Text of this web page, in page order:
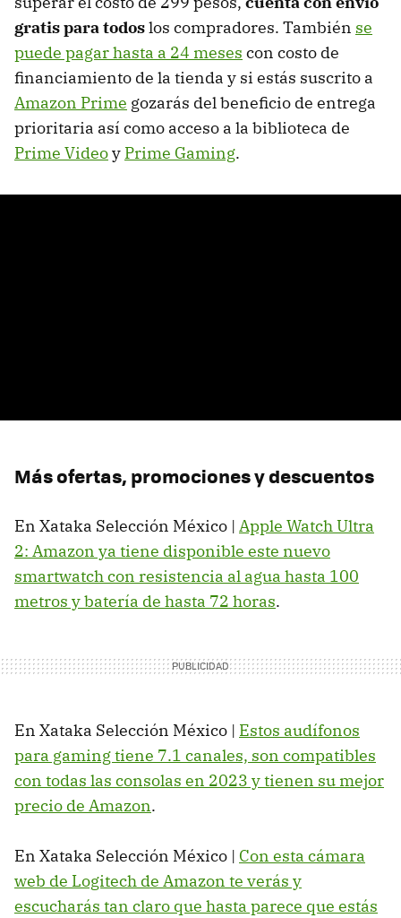
gratis para todoslos compradores. También se
puede pagar hasta a 24 meses con costo de
financiamiento de la tienda y si estás suscrito a
Amazon Prime gozarás del beneficio de entrega
prioritaria así como acceso a la biblioteca de
Prime Videoy Prime Gaming.
Más ofertas, promociones y descuentos
En Xataka Selección México | Apple Watch Ultra
2: Amazon ya tiene disponible este nuevo
smartwatch con resistencia al agua hasta 100
metros y batería de hasta 72 horas.
En Xataka Selección México | Estos audífonos
para gaming tiene 7.1 canales, son compatibles
con todas las consolas en 2023 y tienen su mejor
precio de Amazon.
En Xataka Selección México | Con esta cámara
web de Logitech de Amazon te verás y
escucharás tan claro que hasta parece que estás